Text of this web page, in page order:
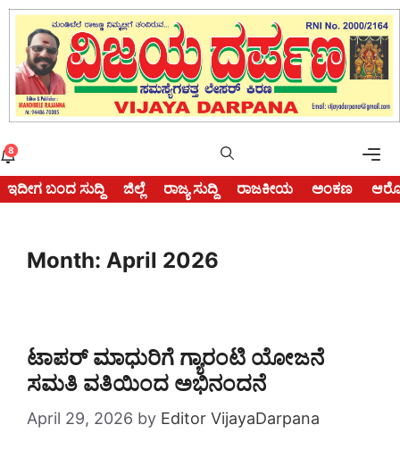
Skip
content
8
ಇದೀಗ ಬಂದ ಸುದ್ದಿ ಜಿಲ್ಲೆ ರಾಜ್ಯ ಸುದ್ದಿ ರಾಜಕೀಯ ಅಂಕಣ
Month: April 2026
ಟಾಪರ್‌ ಮಾಧುರಿಗೆ ಗ್ಯಾರಂಟಿ ಯೋಜನೆ
ಸಮತಿ ವತಿಯಿಂದ ಅಭಿನಂದನೆ
April 29, 2026 by Editor VijayaDarpana